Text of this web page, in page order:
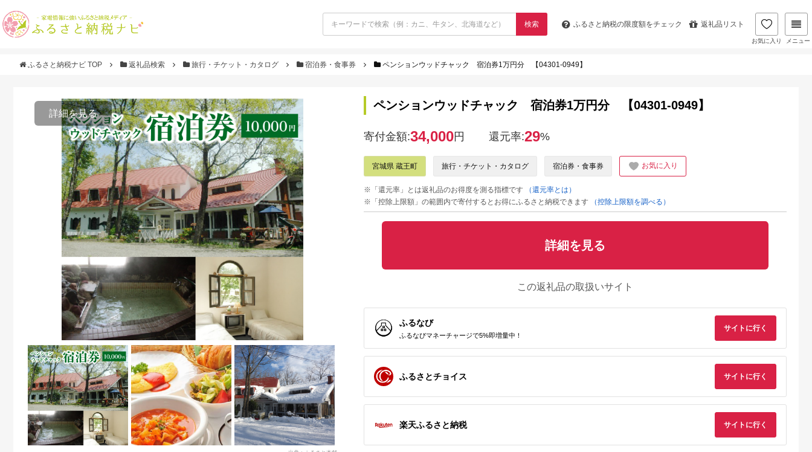
検索 ふるさと納税の限度額をチェック 返礼品リスト
お気に入り メニュー
ふるさと納税ナビ TOP 返礼品検索 旅行・チケット・カタログ 宿泊券・食事券 ペンションウッドチャック 宿泊券1万円分 【04301-0949】
詳細を見る
ペンションウッドチャック 宿泊券1万円分 【04301-0949】
寄付金額:34,000円 還元率:29%
宮城県 蔵王町 旅行・チケット・カタログ 宿泊券・食事券 お気に入り
※「還元率」とは返礼品のお得度を測る指標です
（還元率とは）
※「控除上限額」の範囲内で寄付するとお得にふるさと納税できます
（控除上限額を調べる）
詳細を見る
この返礼品の取扱いサイト
ふるなび
ふるなびマネーチャージで5%即増量中！
サイトに行く
ふるさとチョイス サイトに行く
楽天ふるさと納税 サイトに行く